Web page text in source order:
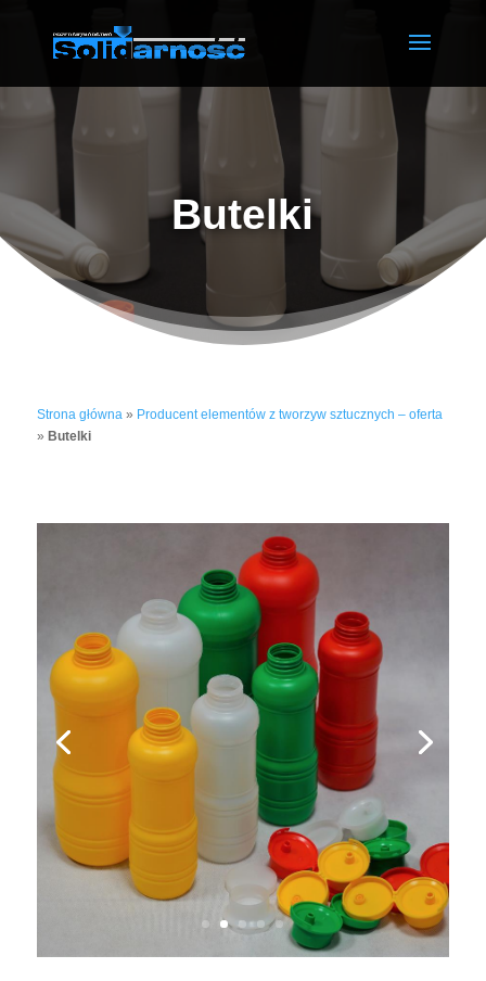
Butelki
Strona główna» Producent elementów z tworzyw sztucznych – oferta
» Butelki